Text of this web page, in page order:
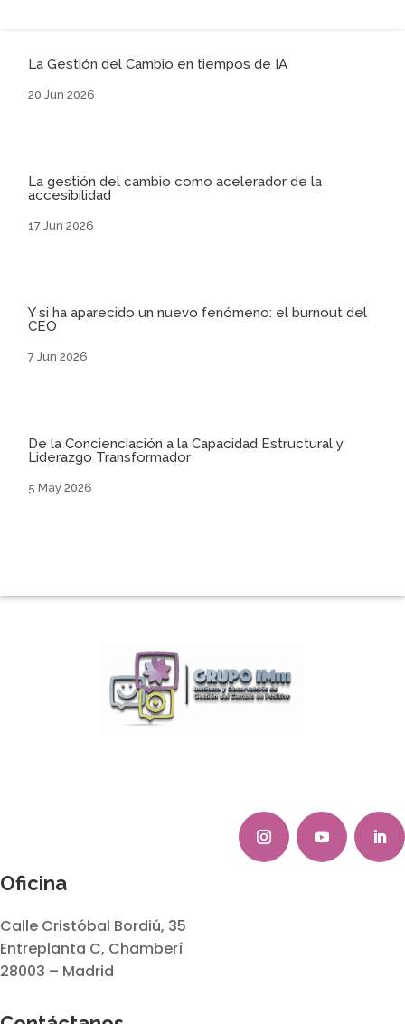
La Gestión del Cambio en tiempos de IA
20 Jun 2026
La gestión del cambio como acelerador de la
accesibilidad
17 Jun 2026
Y si ha aparecido un nuevo fenómeno: el burnout del
CEO
7 Jun 2026
De la Concienciación a la Capacidad Estructural y
Liderazgo Transformador
5 May 2026
Oficina
Calle Cristóbal Bordiú, 35
Entreplanta C, Chamberí
28003 – Madrid